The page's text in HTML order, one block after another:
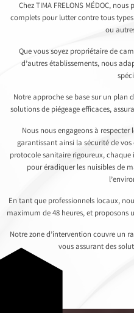
Chez TIMA FRELONS MÉDOC,
complets pour lutter contre tous types
ou
Que vous soyez propriétaire de
d’autres établissements, nous
Notre approche se base sur un plan
solutions de piégeage efficaces,
Nous nous engageons à
garantissant ainsi la sécurité de
protocole sanitaire rigoureux,
pour éradiquer les nuisibles de
En tant que professionnels locaux,
maximum de 48 heures, et
Notre zone d’intervention couvre un
vous assurant des